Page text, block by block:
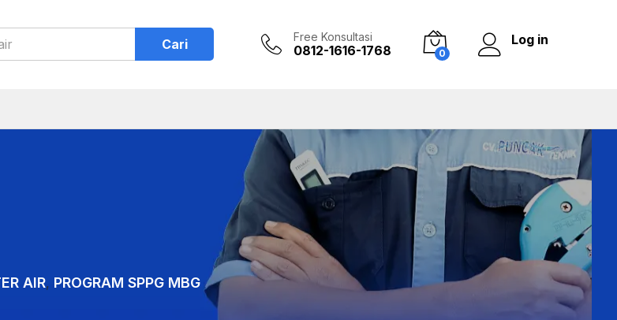
Cari Free Konsultasi
0812-1616-1768 0
Log in
AIR, PROGRAM SPPG MBG